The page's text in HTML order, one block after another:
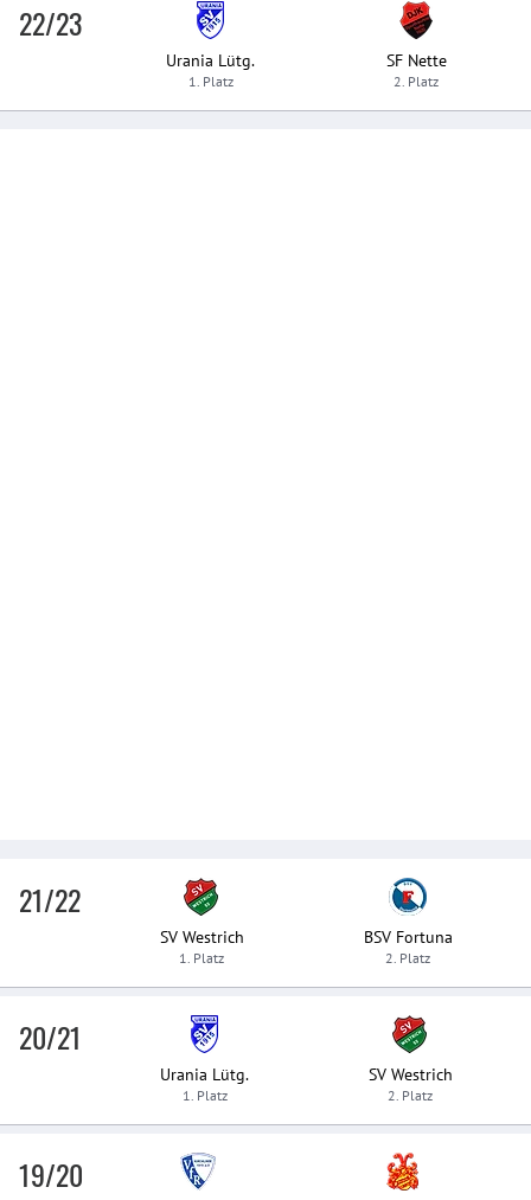
22/23
Urania Lütg.
1. Platz
SF Nette
2. Platz
21/22
SV Westrich
1. Platz
BSV Fortuna
2. Platz
20/21
Urania Lütg.
1. Platz
SV Westrich
2. Platz
19/20